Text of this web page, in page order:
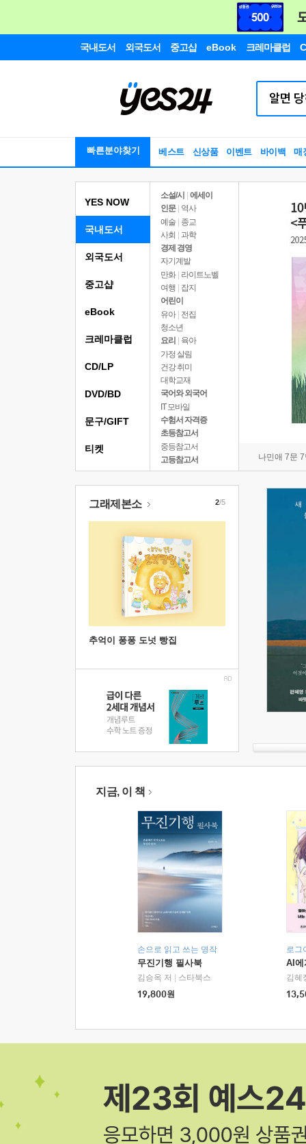
국내도서 외국도서 중고샵 eBook 크레마클럽
빠른분야찾기 베스트 신상품 이벤트 바이백 매
YES NOW
국내도서
소설/시
에세이
인문
역사
예술 | 종교
사회 | 과학
경제 경영
자기계발
만화 | 라이트노벨
여행
잡지
어린이
유아 | 전집
청소년
요리
육아
가정 살림
건강 취미
대학교재
국어와 외국어
IT 모바일
수험서 자격증
초등참고서
중등참고서
고등참고서
나민애 7문
외국도서
중고샵
eBook
크레마클럽
CD/LP
DVD/BD
문구/GIFT
티켓
그래제본소
추억이 퐁퐁 도넛 빵집
2/5
지금, 이 책
손으로 읽고 쓰는 명작
무진기행 필사북
김승옥 저
스타북스
19,800원
로그
AI에
김혜